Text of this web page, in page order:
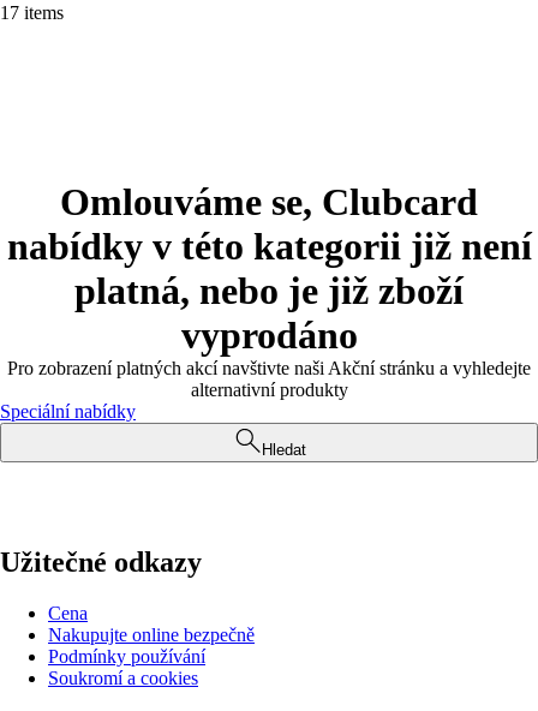
17 items
Omlouváme se, Clubcard
nabídky v této kategorii již není
platná, nebo je již zboží
vyprodáno
Pro zobrazení platných akcí navštivte naši Akční stránku a vyhledejte
alternativní produkty
Speciální nabídky
Hledat
Užitečné odkazy
Cena
Nakupujte online bezpečně
Podmínky používání
Soukromí a cookies